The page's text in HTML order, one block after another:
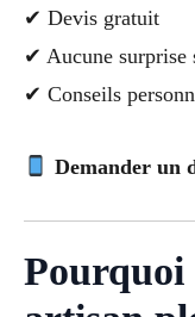
✔ Devis gratuit
✔ Aucune surprise
✔ Conseils
Demander un
Pourquoi